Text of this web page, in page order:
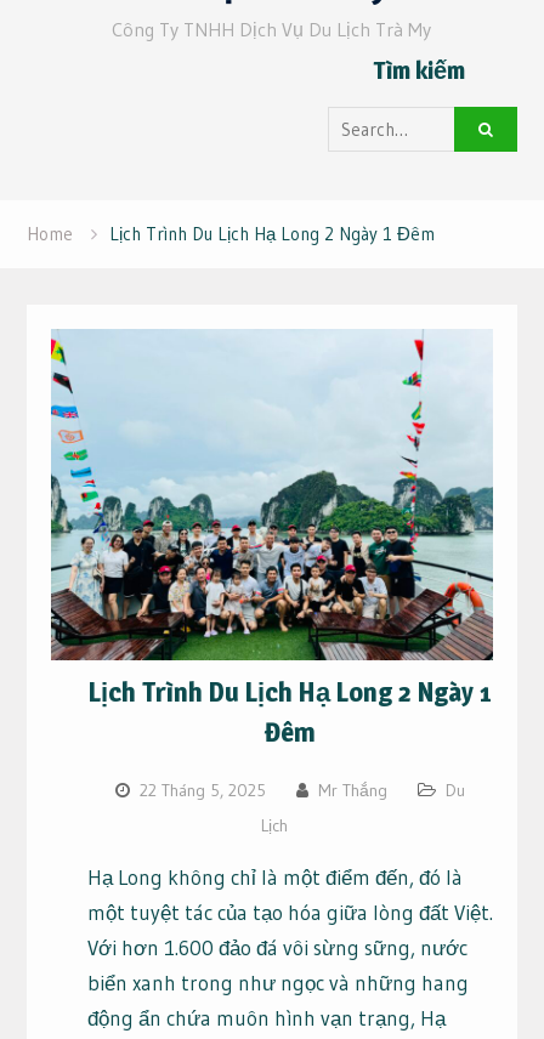
Công Ty TNHH Dịch Vụ Du Lịch Trà My
Tìm kiếm
Search
for:
Home Lịch Trình Du Lịch Hạ Long 2 Ngày 1 Đêm
Lịch Trình Du Lịch Hạ Long 2 Ngày 1
Đêm
22 Tháng 5, 2025 Mr Thắng
Du
Lịch
Hạ Long không chỉ là một điểm đến, đó là
một tuyệt tác của tạo hóa giữa lòng đất Việt.
Với hơn 1.600 đảo đá vôi sừng sững, nước
biển xanh trong như ngọc và những hang
động ẩn chứa muôn hình vạn trạng, Hạ